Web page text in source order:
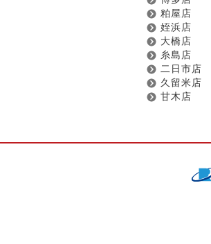
粕屋店
姪浜店
大橋店
糸島店
二日市店
久留米店
甘木店